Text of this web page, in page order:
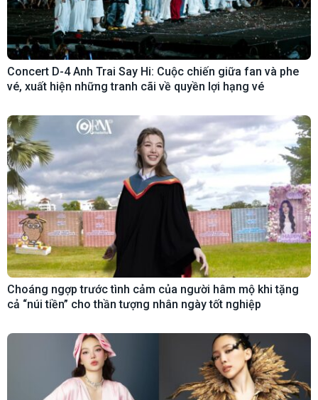
Concert D-4 Anh Trai Say Hi: Cuộc chiến giữa fan và phe
vé, xuất hiện những tranh cãi về quyền lợi hạng vé
Choáng ngợp trước tình cảm của người hâm mộ khi tặng
cả “núi tiền” cho thần tượng nhân ngày tốt nghiệp